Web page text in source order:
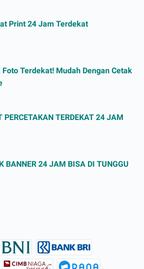
Print 24 Jam Terdekat
Foto Terdekat! Mudah Dengan Cetak
PERCETAKAN TERDEKAT 24 JAM
BANNER 24 JAM BISA DI TUNGGU